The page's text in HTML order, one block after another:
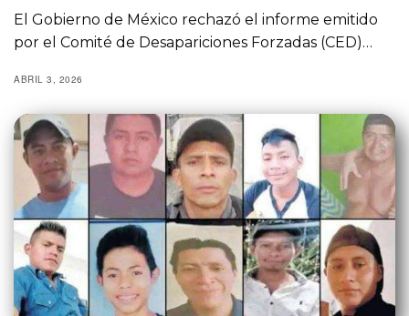
El Gobierno de México rechazó el informe emitido
por el Comité de Desapariciones Forzadas (CED)…
ABRIL 3, 2026